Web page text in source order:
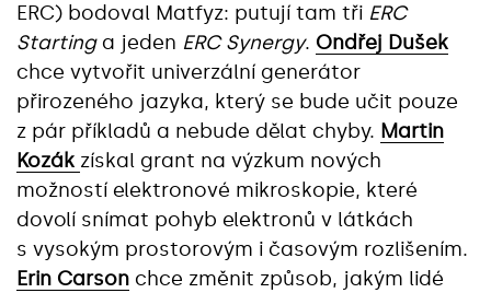
ERC) bodoval Matfyz: putují tam tři ERC
Startinga jeden ERC Synergy. Ondřej Dušek
chce vytvořit univerzální generátor
přirozeného jazyka, který se bude učit pouze
z pár příkladů a nebude dělat chyby. Martin
Kozák získal grant na výzkum nových
možností elektronové mikroskopie, které
dovolí snímat pohyb elektronů v látkách
s vysokým prostorovým i časovým rozlišením.
Erin Carson chce změnit způsob, jakým lidé